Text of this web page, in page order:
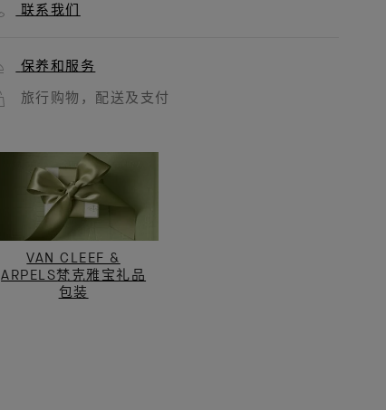
联系我们
保养和服务
旅行购物，配送及支付
VAN CLEEF &
ARPELS梵克雅宝礼品
包装